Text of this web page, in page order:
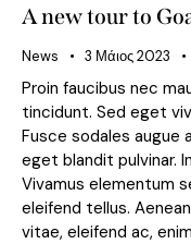
A new tour to
News 3 Μάιος 2023
Proin faucibus nec
tincidunt. Sed eget
Fusce sodales augue
eget blandit pulvinar.
Vivamus elementum
eleifend tellus.
vitae, eleifend ac,